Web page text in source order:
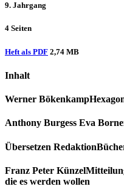
9. Jahrgang
4 Seiten
Heft als PDF 2,74 MB
Inhalt
Werner Bökenkamp
Anthony Burgess Eva
Übersetzen Redaktion
Franz Peter Künzel
die es werden wollen